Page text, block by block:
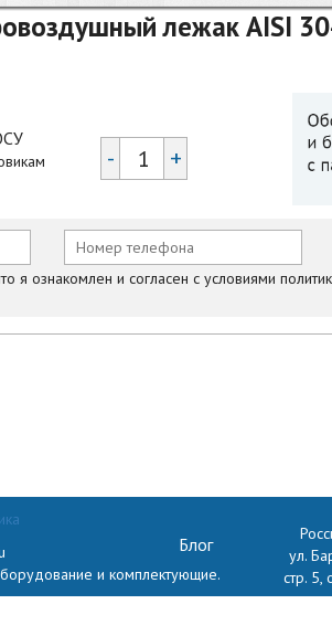
лежак AISI
- +
я ознакомлен и согласен с условиями
и комплектующие.
ул.
стр. 5,
Блог